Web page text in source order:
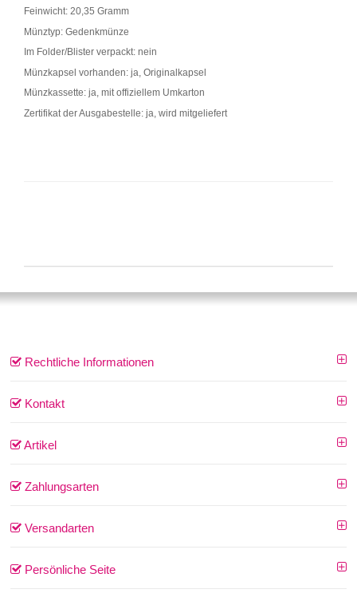
Feinwicht: 20,35 Gramm
Münztyp: Gedenkmünze
Im Folder/Blister verpackt: nein
Münzkapsel vorhanden: ja, Originalkapsel
Münzkassette: ja, mit offiziellem Umkarton
Zertifikat der Ausgabestelle: ja, wird mitgeliefert
Rechtliche Informationen
Kontakt
Artikel
Zahlungsarten
Versandarten
Persönliche Seite